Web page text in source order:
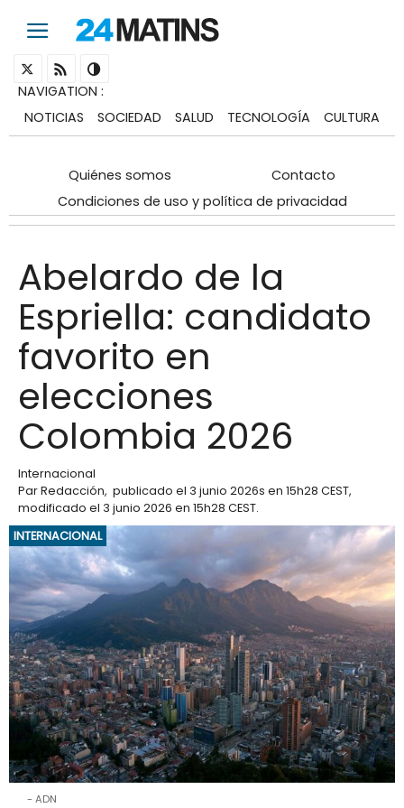
NAVIGATION :
NOTICIAS
SOCIEDAD SALUD TECNOLOGÍA CULTURA
Quiénes somos
Contacto
Condiciones de uso y política de privacidad
Abelardo de la
Espriella: candidato
favorito en
elecciones
Colombia 2026
Internacional
ParRedacción, publicado el 3 junio 2026s en 15h28 CEST,
modificado el 3 junio 2026 en 15h28 CEST.
INTERNACIONAL
ADN